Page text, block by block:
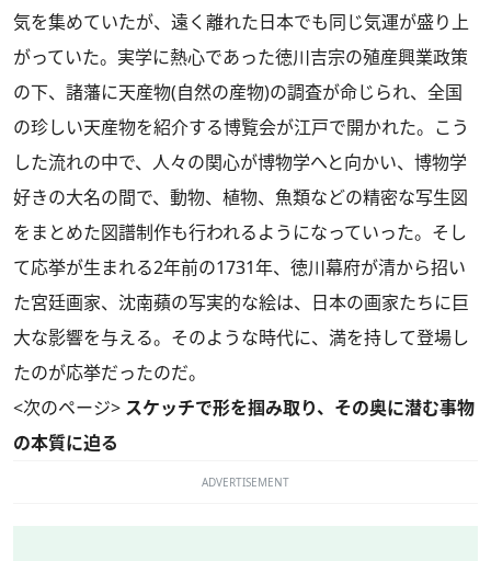
気を集めていたが、遠く離れた日本でも同じ気運が盛り上
がっていた。実学に熱心であった徳川吉宗の殖産興業政策
の下、諸藩に天産物(自然の産物)の調査が命じられ、全国
の珍しい天産物を紹介する博覧会が江戸で開かれた。こう
した流れの中で、人々の関心が博物学へと向かい、博物学
好きの大名の間で、動物、植物、魚類などの精密な写生図
をまとめた図譜制作も行われるようになっていった。そし
て応挙が生まれる2年前の1731年、徳川幕府が清から招い
た宮廷画家、沈南蘋の写実的な絵は、日本の画家たちに巨
大な影響を与える。そのような時代に、満を持して登場し
たのが応挙だったのだ。
<次のページ> スケッチで形を掴み取り、その奥に潜む事物
の本質に迫る
ADVERTISEMENT